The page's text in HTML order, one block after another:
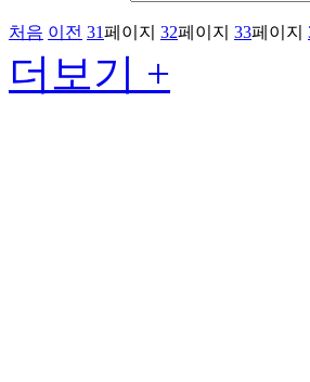
처음 이전 31페이지 32페이지 33페이지
더보기 +